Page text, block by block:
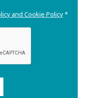
and Cookie Policy*